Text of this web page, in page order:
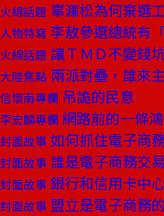
火線話題 辜濂松為何棄選
人物特寫 李敖參選總統有
火線話題 讓ＴＭＤ不變錢
大陸焦點 兩派對壘，誰來
信懷南專欄 吊詭的民意
李宏麟專欄 網路前的一條
封面故事 如何抓住電子商
封面故事 誰是電子商務交
封面故事 銀行和信用卡中
封面故事 盟立是電子商務